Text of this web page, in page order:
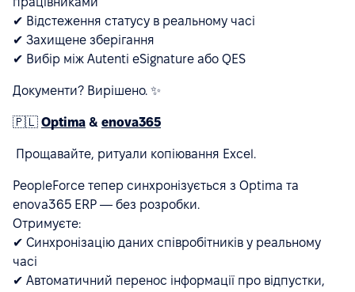
✔ Відстеження статусу в реальному часі
✔ Захищене зберігання
✔ Вибір між Autenti eSignature або QES
Документи? Вирішено. ✨
🇵🇱 Optima & enova365
Прощавайте, ритуали копіювання Excel.
PeopleForce тепер синхронізується з Optima та
enova365 ERP — без розробки.
Отримуєте:
✔ Синхронізацію даних співробітників у реальному
часі
✔ Автоматичний перенос інформації про відпустки,